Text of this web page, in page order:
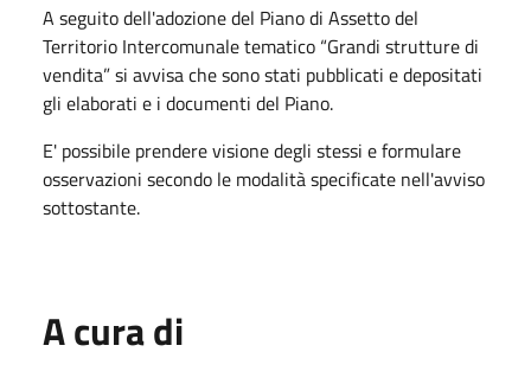
A seguito dell'adozione del Piano di Assetto del
Territorio Intercomunale tematico “Grandi strutture di
vendita” si avvisa che sono stati pubblicati e depositati
gli elaborati e i documenti del Piano.
E' possibile prendere visione degli stessi e formulare
osservazioni secondo le modalità specificate nell'avviso
sottostante.
A cura di